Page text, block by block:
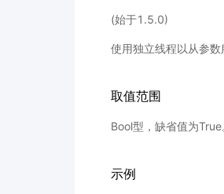
(始于1.5.0)
使用独立线程以从参
取值范围
Bool型，缺省值为True
示例